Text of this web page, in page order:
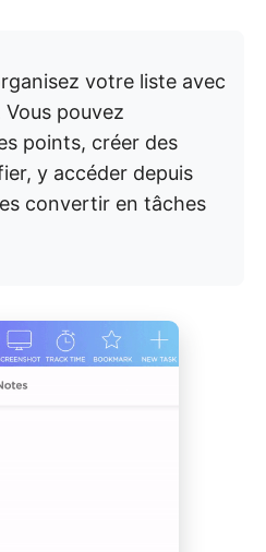
votre liste avec
Vous pouvez
points, créer des
y accéder depuis
convertir en tâches